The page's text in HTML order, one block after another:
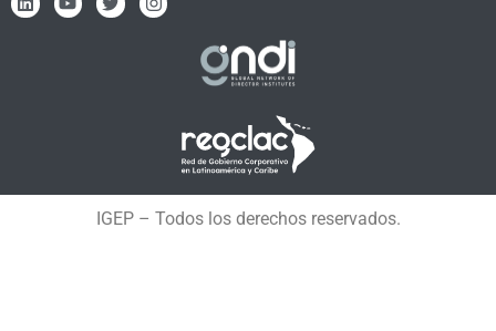
IGEP – Todos los derechos reservados.